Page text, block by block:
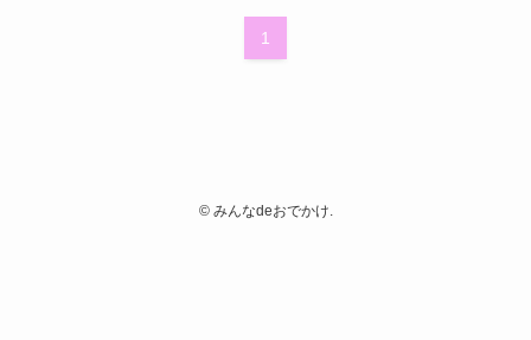
1
©みんなdeおでかけ.